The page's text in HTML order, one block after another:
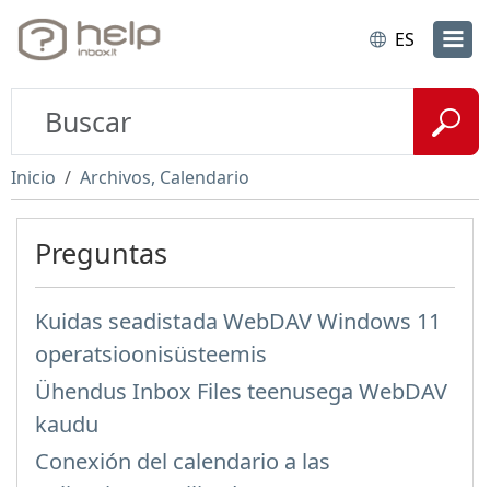
ES
Inicio Archivos, Calendario
Preguntas
Kuidas seadistada WebDAV Windows 11
operatsioonisüsteemis
Ühendus Inbox Files teenusega WebDAV
kaudu
Conexión del calendario a las